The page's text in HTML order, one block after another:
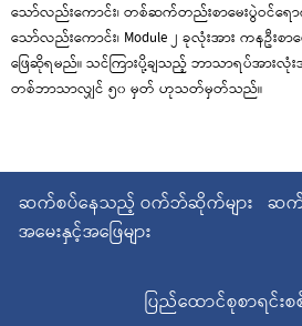
သော်လည်းကောင်း၊ တစ်ဆက်တည်းစာမေးပွဲဝင်ရော
သော်လည်းကောင်း၊ Module ၂ ခုလုံးအား ကနဦး
ဖြေဆိုရမည်။ သင်ကြားပို့ချသည့် ဘာသာရပ်အား
တစ်ဘာသာလျှင် ၅၀ မှတ် ဟုသတ်မှတ်သည်။
ဆက်စပ်နေသည့် ဝက်ဘ်ဆိုက်များ ဆ
အမေးနှင့်အဖြေများ
ပြည်ထောင်စုစာရင်းစ